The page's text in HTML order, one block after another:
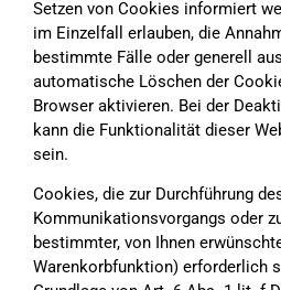
Setzen von Cookies informiert
im Einzelfall erlauben, die
bestimmte Fälle oder generell
automatische Löschen der
Browser aktivieren. Bei der
kann die Funktionalität dieser
sein.
Cookies, die zur Durchführung
Kommunikationsvorgangs oder
bestimmter, von Ihnen
Warenkorbfunktion) erforderlich